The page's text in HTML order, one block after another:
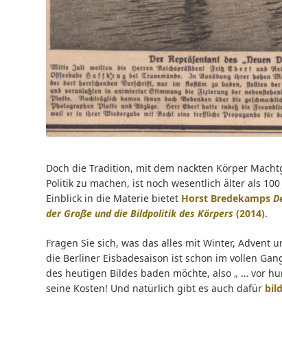
Doch die Tradition, mit dem nackten Körper
Politik zu machen, ist noch wesentlich älter als
Einblick in die Materie bietet Horst Bredekamps
der Große und die Bildpolitik des Körpers (2014).
Fragen Sie sich, was das alles mit Winter, Advent
die Berliner Eisbadesaison ist schon im vollen
des heutigen Bildes baden möchte, also „ … vor
seine Kosten! Und natürlich gibt es auch dafür